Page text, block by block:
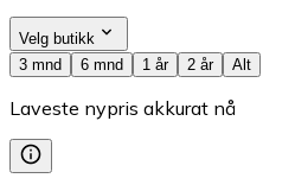
Velg butikk
3 mnd
6 mnd 1 år 2 år Alt
Laveste nypris akkurat nå